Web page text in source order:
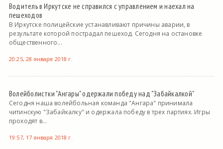
Водитель в Иркутске не справился с управлением и наехал на
пешеходов
В Иркутске полицейские устанавливают причины аварии, в
результате которой пострадал пешеход. Сегодня на остановке
общественного...
20:25, 28 января 2018 г.
Волейболистки "Ангары" одержали победу над "Забайкалкой"
Сегодня наша волейбольная команда "Ангара" принимала
читинскую "Забайкалку" и одержала победу в трех партиях. Игры
проходят в...
19:57, 17 января 2018 г.